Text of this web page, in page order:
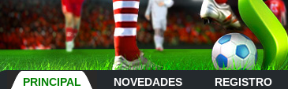
PRINCIPAL NOVEDADES REGISTRO